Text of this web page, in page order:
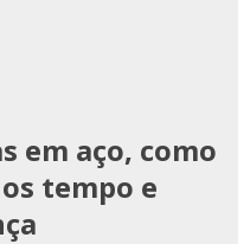
em aço, como
tempo e